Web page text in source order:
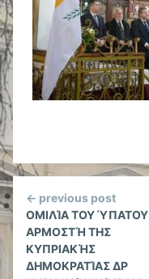
Continue
Reading
← previous post
ΟΜΙΛΊΑ ΤΟΥ ΎΠΑΤΟΥ
ΑΡΜΟΣΤΉ ΤΗΣ
ΚΥΠΡΙΑΚΉΣ
ΔΗΜΟΚΡΑΤΊΑΣ ΔΡ